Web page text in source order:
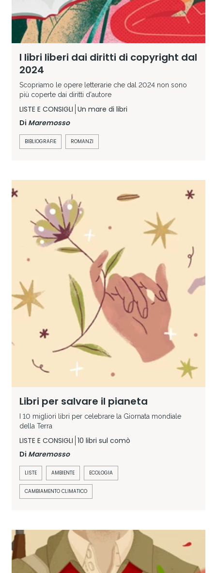
I libri liberi dai diritti di copyright dal
2024
Scopriamo le opere letterarie che dal 2024 non sono
più coperte dai diritti d'autore
LISTE E CONSIGLI Un mare di libri
Di Maremosso
BIBLIOGRAFIE ROMANZI
Libri per salvare il pianeta
I 10 migliori libri per celebrare la Giornata mondiale
della Terra
LISTE E CONSIGLI 10 libri sul comò
Di Maremosso
LISTE AMBIENTE ECOLOGIA
CAMBIAMENTO CLIMATICO